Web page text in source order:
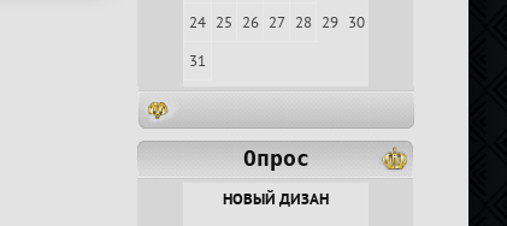
24 25 26 27 28 29 30
31
Опрос
НОВЫЙ ДИЗАН